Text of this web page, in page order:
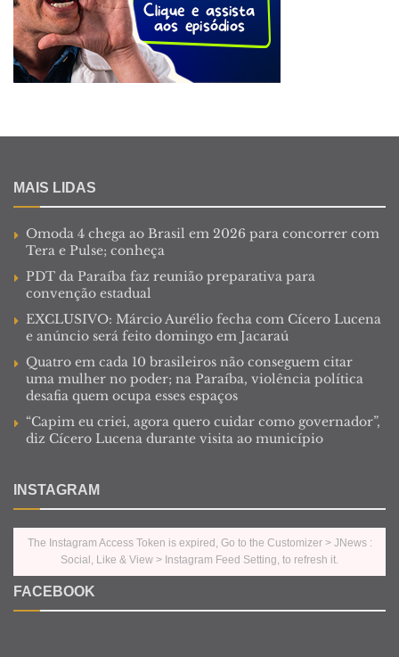
MAIS LIDAS
Omoda 4 chega ao Brasil em 2026 para concorrer com
Tera e Pulse; conheça
PDT da Paraíba faz reunião preparativa para
convenção estadual
EXCLUSIVO: Márcio Aurélio fecha com Cícero Lucena
e anúncio será feito domingo em Jacaraú
Quatro em cada 10 brasileiros não conseguem citar
uma mulher no poder; na Paraíba, violência política
desafia quem ocupa esses espaços
“Capim eu criei, agora quero cuidar como governador”,
diz Cícero Lucena durante visita ao município
INSTAGRAM
The Instagram Access Token is expired, Go to the Customizer > JNews :
Social, Like & View > Instagram Feed Setting, to refresh it.
FACEBOOK